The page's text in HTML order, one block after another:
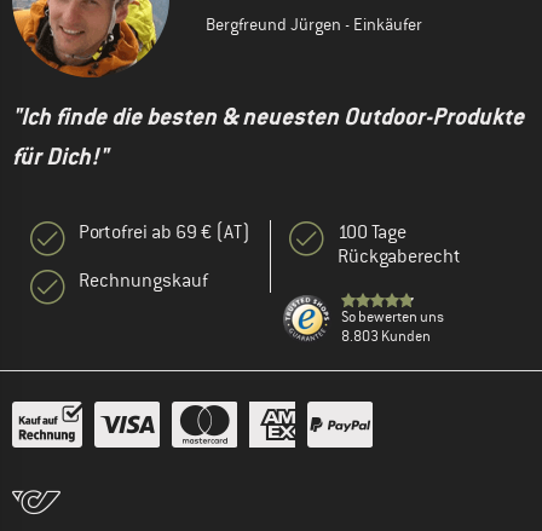
Bergfreund Jürgen - Einkäufer
"Ich finde die besten & neuesten Outdoor-Produkte
für Dich!"
Portofrei ab 69 € (AT)
Rechnungskauf
100 Tage
Rückgaberecht
So bewerten uns
8.803 Kunden